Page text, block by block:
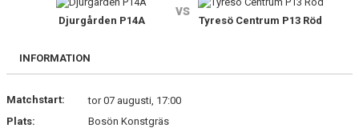
BILDGALLERI
DOKUMENT
Djurgården P14A
vs
Tyresö Centrum P13 Röd
INFORMATION
Matchstart:
tor 07 augusti, 17:00
Plats:
Bosön Konstgräs